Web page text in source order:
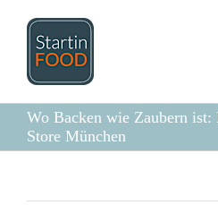
Inhalt
springen
Wo Backen wie Zaubern
Store München